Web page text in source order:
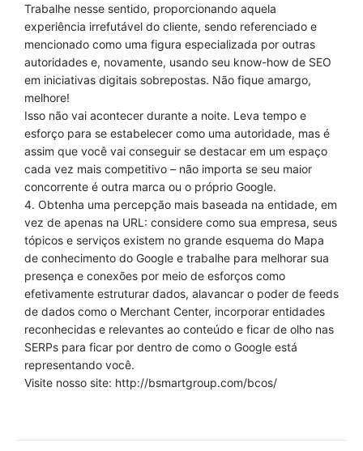
Trabalhe nesse sentido, proporcionando aquela
experiência irrefutável do cliente, sendo referenciado e
mencionado como uma figura especializada por outras
autoridades e, novamente, usando seu know-how de SEO
em iniciativas digitais sobrepostas. Não fique amargo,
melhore!
Isso não vai acontecer durante a noite. Leva tempo e
esforço para se estabelecer como uma autoridade, mas é
assim que você vai conseguir se destacar em um espaço
cada vez mais competitivo – não importa se seu maior
concorrente é outra marca ou o próprio Google.
4. Obtenha uma percepção mais baseada na entidade, em
vez de apenas na URL: considere como sua empresa, seus
tópicos e serviços existem no grande esquema do Mapa
de conhecimento do Google e trabalhe para melhorar sua
presença e conexões por meio de esforços como
efetivamente estruturar dados, alavancar o poder de feeds
de dados como o Merchant Center, incorporar entidades
reconhecidas e relevantes ao conteúdo e ficar de olho nas
SERPs para ficar por dentro de como o Google está
representando você.
Visite nosso site: http://bsmartgroup.com/bcos/